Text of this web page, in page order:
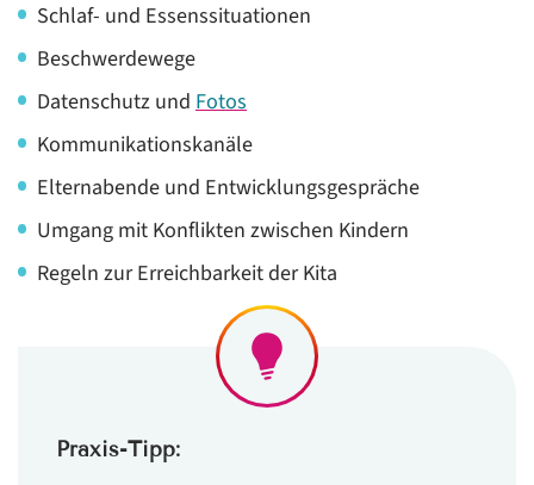
Schlaf- und Essenssituationen
Beschwerdewege
Datenschutz undFotos
Kommunikationskanäle
Elternabende und Entwicklungsgespräche
Umgang mit Konflikten zwischen Kindern
Regeln zur Erreichbarkeit der Kita
Praxis-Tipp: